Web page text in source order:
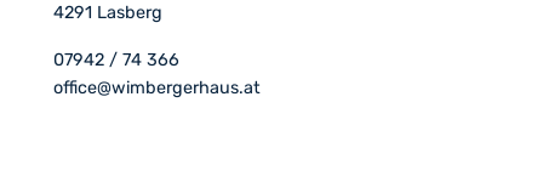
4291 Lasberg
07942 / 74 366
office@wimbergerhaus.at